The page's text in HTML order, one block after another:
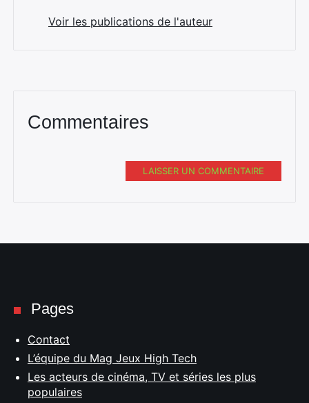
Voir les publications de l'auteur
Commentaires
LAISSER UN COMMENTAIRE
Pages
Contact
L’équipe du Mag Jeux High Tech
Les acteurs de cinéma, TV et séries les plus
populaires